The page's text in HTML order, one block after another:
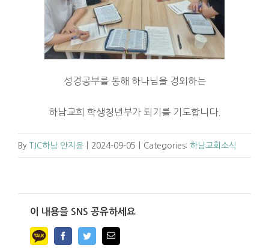
성경공부를 통해 하나님을 경외하는
하남교회 학생청년부가 되기를 기도합니다.
By TJC하남 안지윤 2024-09-05 Categories: 하남교회소식
이 내용을 SNS 공유하세요
FacebookTwitterEmail